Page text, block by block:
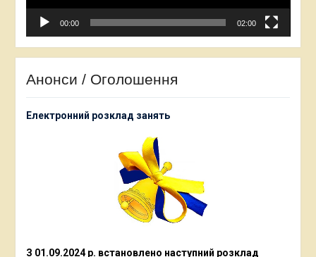
00:00 02:00
Анонси / Оголошення
Електронний розклад занять
З 01.09.2024 р. встановлено наступний розклад